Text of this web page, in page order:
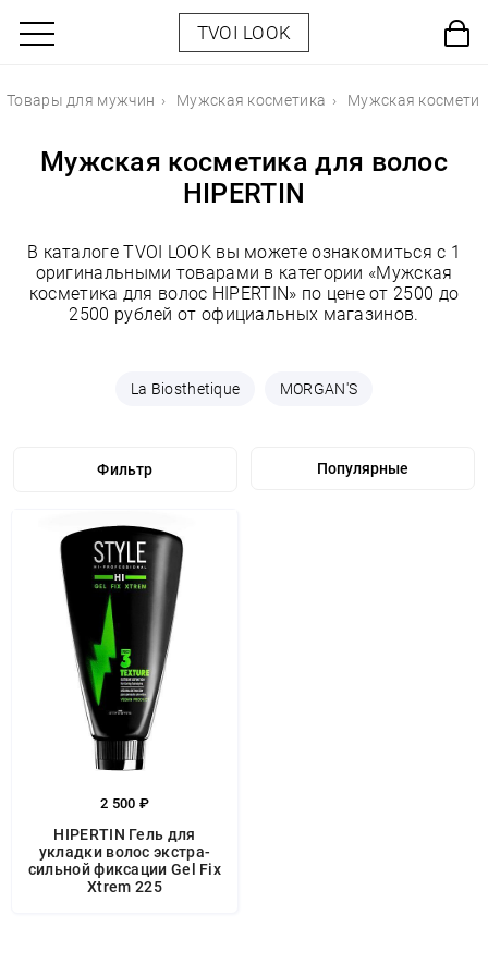
TVOI LOOK
Товары для мужчин Мужская косметика Мужская
Мужская косметика для волос
HIPERTIN
В каталоге TVOI LOOK вы можете ознакомиться с 1
оригинальными товарами в категории «Мужская
косметика для волос HIPERTIN» по цене от 2500 до
2500 рублей от официальных магазинов.
La Biosthetique MORGAN'S
Фильтр
2 500 ₽
HIPERTIN Гель для
укладки волос экстра-
сильной фиксации Gel Fix
Xtrem 225